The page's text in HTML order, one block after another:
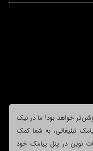
خواهد بود! ما در نیک
تبلیغاتی، به شما کمک
نوین در پنل پیامک خود